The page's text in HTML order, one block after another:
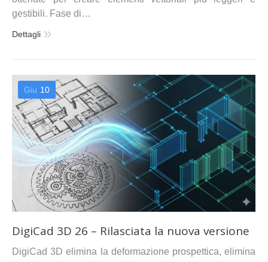
gestibili. Fase di…
Dettagli
Giu 10
DigiCad 3D 26 – Rilasciata la nuova versione
DigiCad 3D elimina la deformazione prospettica, elimina